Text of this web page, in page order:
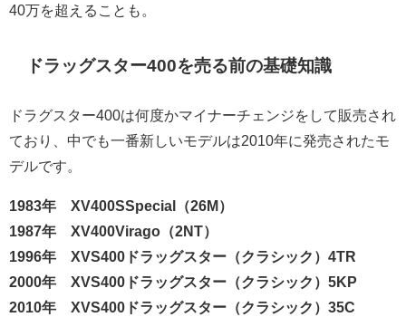
40万を超えることも。
ドラッグスター400を売る前の基礎知識
ドラグスター400は何度かマイナーチェンジをして販売され
ており、中でも一番新しいモデルは2010年に発売されたモ
デルです。
1983年 XV400SSpecial（26M）
1987年 XV400Virago（2NT）
1996年 XVS400ドラッグスター（クラシック）4TR
2000年 XVS400ドラッグスター（クラシック）5KP
2010年 XVS400ドラッグスター（クラシック）35C